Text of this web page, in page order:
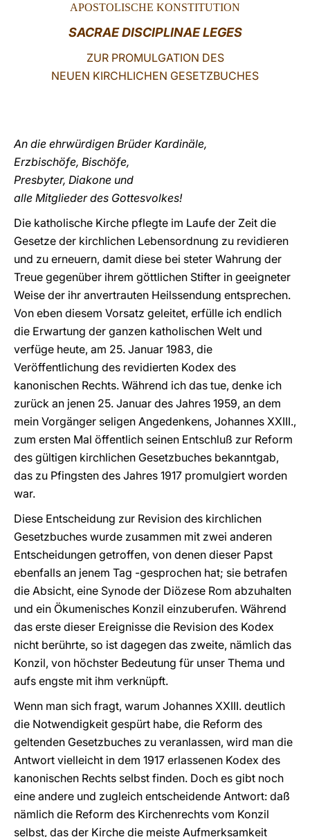
APOSTOLISCHE KONSTITUTION
SACRAE DISCIPLINAE LEGES
ZUR PROMULGATION DES
NEUEN KIRCHLICHEN GESETZBUCHES
An die ehrwürdigen Brüder Kardinäle,
Erzbischöfe, Bischöfe,
Presbyter, Diakone und
alle Mitglieder des Gottesvolkes!
Die katholische Kirche pflegte im Laufe der Zeit die
Gesetze der kirchlichen Lebensordnung zu revidieren
und zu erneuern, damit diese bei steter Wahrung der
Treue gegenüber ihrem göttlichen Stifter in geeigneter
Weise der ihr anvertrauten Heilssendung entsprechen.
Von eben diesem Vorsatz geleitet, erfülle ich endlich
die Erwartung der ganzen katholischen Welt und
verfüge heute, am 25. Januar 1983, die
Veröffentlichung des revidierten Kodex des
kanonischen Rechts. Während ich das tue, denke ich
zurück an jenen 25. Januar des Jahres 1959, an dem
mein Vorgänger seligen Angedenkens, Johannes XXIII.,
zum ersten Mal öffentlich seinen Entschluß zur Reform
des gültigen kirchlichen Gesetzbuches bekanntgab,
das zu Pfingsten des Jahres 1917 promulgiert worden
war.
Diese Entscheidung zur Revision des kirchlichen
Gesetzbuches wurde zusammen mit zwei anderen
Entscheidungen getroffen, von denen dieser Papst
ebenfalls an jenem Tag -gesprochen hat; sie betrafen
die Absicht, eine Synode der Diözese Rom abzuhalten
und ein Ökumenisches Konzil einzuberufen. Während
das erste dieser Ereignisse die Revision des Kodex
nicht berührte, so ist dagegen das zweite, nämlich das
Konzil, von höchster Bedeutung für unser Thema und
aufs engste mit ihm verknüpft.
Wenn man sich fragt, warum Johannes XXIII. deutlich
die Notwendigkeit gespürt habe, die Reform des
geltenden Gesetzbuches zu veranlassen, wird man die
Antwort vielleicht in dem 1917 erlassenen Kodex des
kanonischen Rechts selbst finden. Doch es gibt noch
eine andere und zugleich entscheidende Antwort: daß
nämlich die Reform des Kirchenrechts vom Konzil
selbst, das der Kirche die meiste Aufmerksamkeit